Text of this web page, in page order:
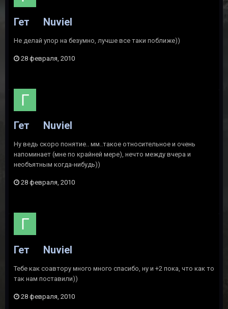
Гет Nuviel
Не делай упор на безумно, лучше все таки поближе))
28 февраля, 2010
Гет Nuviel
Ну ведь скоро понятие.. мм..такое относительное и очень
напоминает (мне по крайней мере), нечто между вчера и
необъятным когда-нибудь))
28 февраля, 2010
Гет Nuviel
Тебе как соавтору много много спасибо, ну и +2 пока, что как то
так нам поставили))
28 февраля, 2010